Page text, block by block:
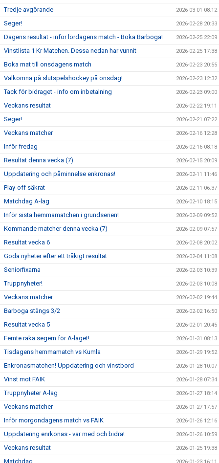
Tredje avgörande 2026-03-01 08:12
Seger! 2026-02-28 20:33
Dagens resultat - inför lördagens match - Boka Barboga! 2026-02-25 22:09
Vinstlista 1 Kr Matchen. Dessa nedan har vunnit 2026-02-25 17:38
Boka mat till onsdagens match 2026-02-23 20:55
Välkomna på slutspelshockey på onsdag! 2026-02-23 12:32
Tack för bidraget - info om inbetalning 2026-02-23 09:00
Veckans resultat 2026-02-22 19:11
Seger! 2026-02-21 07:22
Veckans matcher 2026-02-16 12:28
Inför fredag 2026-02-16 08:18
Resultat denna vecka (7) 2026-02-15 20:09
Uppdatering och påminnelse enkronas! 2026-02-11 11:46
Play-off säkrat 2026-02-11 06:37
Matchdag A-lag 2026-02-10 18:15
Inför sista hemmamatchen i grundserien! 2026-02-09 09:52
Kommande matcher denna vecka (7) 2026-02-09 07:57
Resultat vecka 6 2026-02-08 20:02
Goda nyheter efter ett tråkigt resultat 2026-02-04 11:08
Seniorfixarna 2026-02-03 10:39
Truppnyheter! 2026-02-03 10:08
Veckans matcher 2026-02-02 19:44
Barboga stängs 3/2 2026-02-02 16:50
Resultat vecka 5 2026-02-01 20:45
Femte raka segern för A-laget! 2026-01-31 08:13
Tisdagens hemmamatch vs Kumla 2026-01-29 19:52
Enkronasmatchen! Uppdatering och vinstbord 2026-01-28 10:07
Vinst mot FAIK 2026-01-28 07:34
Truppnyheter A-lag 2026-01-27 18:14
Veckans matcher 2026-01-27 17:57
Inför morgondagens match vs FAIK 2026-01-26 12:16
Uppdatering enrkonas - var med och bidra! 2026-01-26 10:59
Veckans resultat 2026-01-25 19:38
Matchdag